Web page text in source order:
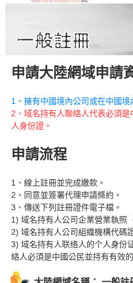
申請大陸網域申請
1、擁有中國境內公司或在中國境
2、域名持有人聯絡人代表必須
人身份證。
申請流程
1、線上註冊並完成繳款。
2、同意並簽署代理申請條約。
3、傳送下列註冊證件電子檔。
1) 域名持有人公司企業營業執照
2) 域名持有人公司組織機構代碼
3) 域名持有人联络人的个人身份
絡人必須是中國公民並持有有效